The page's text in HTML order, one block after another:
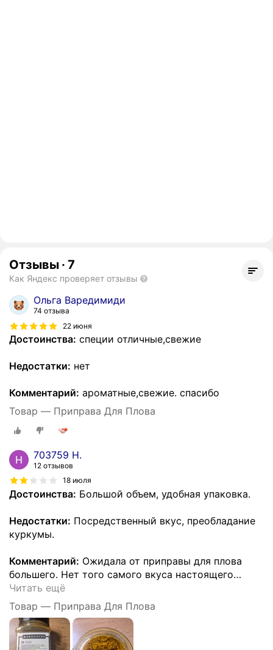
Отзывы · 7
Как Яндекс проверяет отзывы
Ольга Варедимиди
74 отзыва
22 июня
Достоинства: специи отличные,свежие
Недостатки: нет
Комментарий: ароматные,свежие. спасибо
Товар — Приправа Для Плова
703759 Н.
12 отзывов
18 июля
Достоинства: Большой объем, удобная упаковка.
Недостатки: Посредственный вкус, преобладание
куркумы.
Комментарий: Ожидала от приправы для плова
большего. Нет того самого вкуса настоящего…
Читать ещё
Товар — Приправа Для Плова